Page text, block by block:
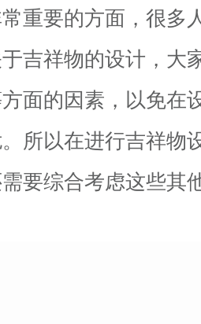
重要的方面，很多
吉祥物的设计，大
面的因素，以免在
所以在进行吉祥物
要综合考虑这些其